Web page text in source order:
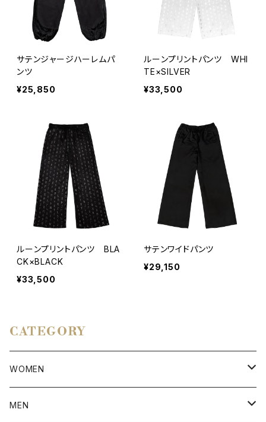
サテンジャージハーレムパ
ンツ
¥25,850
ルーンプリントパンツ WHI
TE×SILVER
¥33,500
ルーンプリントパンツ BLA
CK×BLACK
¥33,500
サテンワイドパンツ
¥29,150
CATEGORY
WOMEN
アウター
MEN